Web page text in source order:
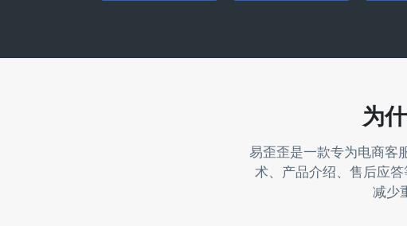
为
易歪歪是一款专为电商客
术、产品介绍、售后应
减少